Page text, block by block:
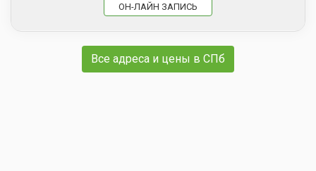
ОН-ЛАЙН ЗАПИСЬ
Все адреса и цены в СПб